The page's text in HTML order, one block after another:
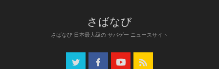
さばなび 日本最大級の サバゲー ニュースサイト